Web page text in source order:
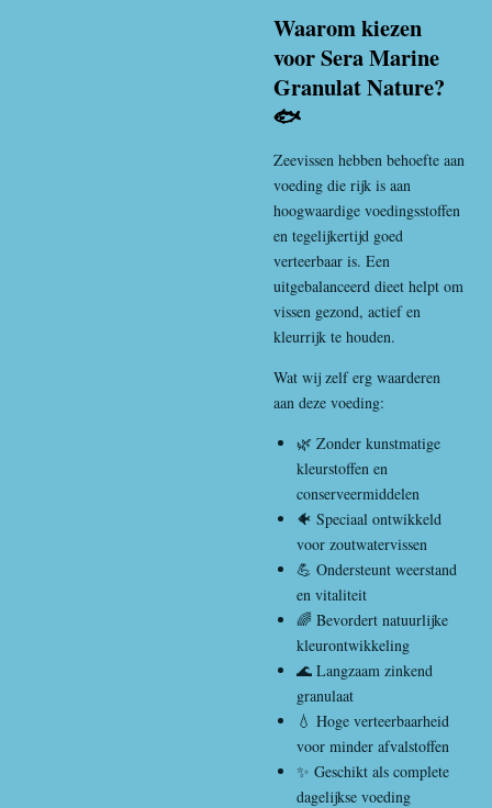
Waarom kiezen
voor Sera Marine
Granulat Nature?
🐟
Zeevissen hebben behoefte aan
voeding die rijk is aan
hoogwaardige voedingsstoffen
en tegelijkertijd goed
verteerbaar is. Een
uitgebalanceerd dieet helpt om
vissen gezond, actief en
kleurrijk te houden.
Wat wij zelf erg waarderen
aan deze voeding:
🌿 Zonder kunstmatige
kleurstoffen en
conserveermiddelen
🐠 Speciaal ontwikkeld
voor zoutwatervissen
💪 Ondersteunt weerstand
en vitaliteit
🌈 Bevordert natuurlijke
kleurontwikkeling
🌊 Langzaam zinkend
granulaat
💧 Hoge verteerbaarheid
voor minder afvalstoffen
✨ Geschikt als complete
dagelijkse voeding